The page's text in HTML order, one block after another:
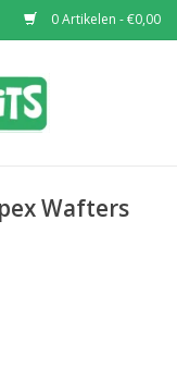
0 Artikelen - €0,00
Wafters